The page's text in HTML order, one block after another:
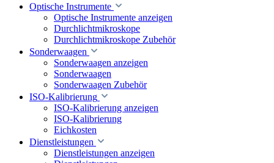
Optische Instrumente
Optische Instrumente anzeigen
Durchlichtmikroskope
Durchlichtmikroskope Zubehör
Sonderwaagen
Sonderwaagen anzeigen
Sonderwaagen
Sonderwaagen Zubehör
ISO-Kalibrierung
ISO-Kalibrierung anzeigen
ISO-Kalibrierung
Eichkosten
Dienstleistungen
Dienstleistungen anzeigen